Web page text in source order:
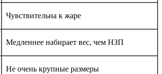
Чувствительна к жаре
Медленнее набирает вес, чем НЗП
Не очень крупные размеры